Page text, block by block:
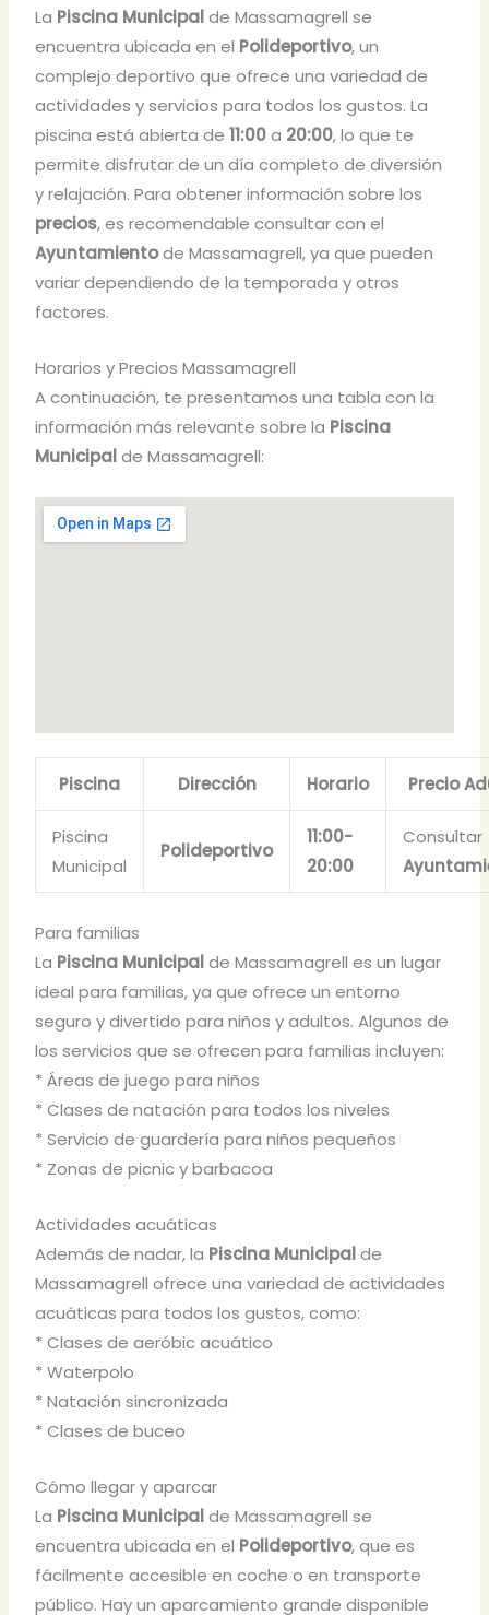
La Piscina Municipalde Massamagrell se
encuentra ubicada en el Polideportivo, un
complejo deportivo que ofrece una variedad de
actividades y servicios para todos los gustos. La
piscina está abierta de11:00a 20:00, lo que te
permite disfrutar de un día completo de diversión
y relajación. Para obtener información sobre los
precios, es recomendable consultar con el
Ayuntamientode Massamagrell, ya que pueden
variar dependiendo de la temporada y otros
factores.
Horarios y Precios Massamagrell
A continuación, te presentamos una tabla con la
información más relevante sobre la Piscina
Municipalde Massamagrell:
Piscina Dirección Horario Precio
Piscina
Municipal
Polideportivo
11:00-
20:00
Consultar
Para familias
La Piscina Municipalde Massamagrell es un lugar
ideal para familias, ya que ofrece un entorno
seguro y divertido para niños y adultos. Algunos de
los servicios que se ofrecen para familias incluyen:
* Áreas de juego para niños
* Clases de natación para todos los niveles
* Servicio de guardería para niños pequeños
* Zonas de picnic y barbacoa
Actividades acuáticas
Además de nadar, la Piscina Municipalde
Massamagrell ofrece una variedad de actividades
acuáticas para todos los gustos, como:
* Clases de aeróbic acuático
* Waterpolo
* Natación sincronizada
* Clases de buceo
Cómo llegar y aparcar
La Piscina Municipalde Massamagrell se
encuentra ubicada en el Polideportivo, que es
fácilmente accesible en coche o en transporte
público. Hay un aparcamiento grande disponible